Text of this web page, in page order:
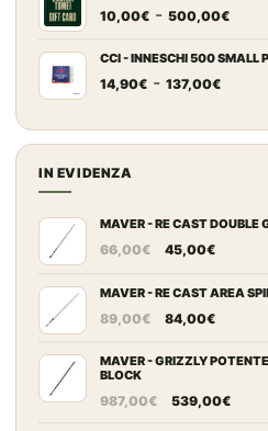
67,00€
da
a
69,50€
10,00€ - 500,00€
a
CCI - INNESCHI 500 SMALL
14,90€ - 137,00€Fascia
da
IN EVIDENZA
MAVER - RE CAST
66,00€
Il
originale
era:
45,00€Il
è:
MAVER - RE CAST AREA
89,00€
Il
originale
89,00€.
84,00€Il
attuale
84,00€.
MAVER - GRIZZLY
BLOCK
987,00€
Il
539,00€Il